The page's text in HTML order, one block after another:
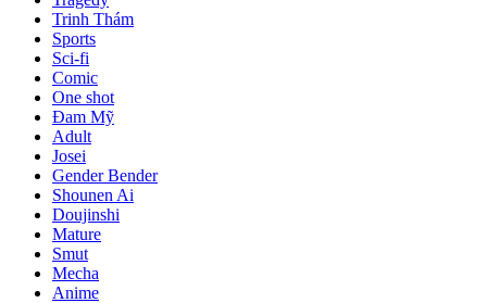
Trinh Thám
Sports
Sci-fi
Comic
One shot
Đam Mỹ
Adult
Josei
Gender Bender
Shounen Ai
Doujinshi
Mature
Smut
Mecha
Anime